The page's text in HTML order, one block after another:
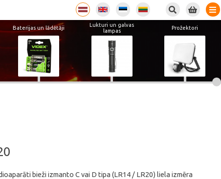
Baterijas un lādētāji
Lukturi un galvas
lampas
Prožektori
bieži izmanto C vai D tipa (LR14 / LR20) liela izmēra